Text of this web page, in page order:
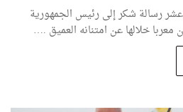
عشر رسالة شكر إلى رئيس الجمهورية
معربا خلالها عن امتنانه العميق .…